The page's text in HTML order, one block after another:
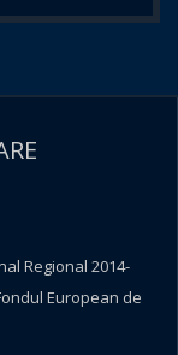
Regional 2014-
European de